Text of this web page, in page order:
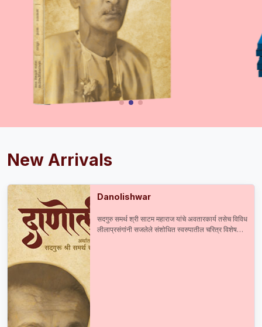
New Arrivals
Danolishwar
सदगुरु समर्थ श्री साटम महाराज यांचे अवतारकार्य तसेच विविध
लीलाप्रसंगांनी सजलेले संशोधित स्वरुपातील चरित्र विशेष